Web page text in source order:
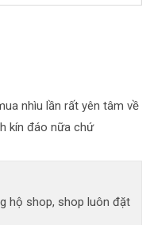
nhìu lần rất yên tâm về
kín đáo nữa chứ
hộ shop, shop luôn đặt